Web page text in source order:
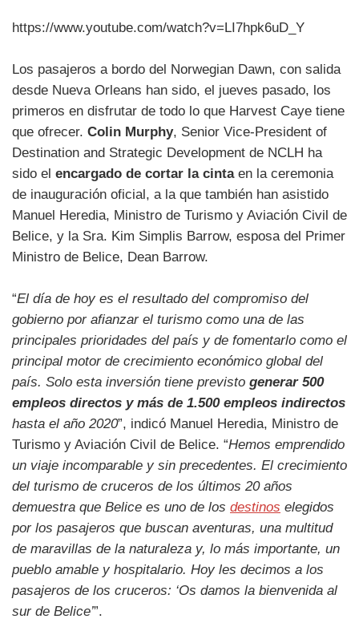
https://www.youtube.com/watch?v=LI7hpk6uD_Y
Los pasajeros a bordo del Norwegian Dawn, con salida
desde Nueva Orleans han sido, el jueves pasado, los
primeros en disfrutar de todo lo que Harvest Caye tiene
que ofrecer. Colin Murphy, Senior Vice-President of
Destination and Strategic Development de NCLH ha
sido el encargado de cortar la cintaen la ceremonia
de inauguración oficial, a la que también han asistido
Manuel Heredia, Ministro de Turismo y Aviación Civil de
Belice, y la Sra. Kim Simplis Barrow, esposa del Primer
Ministro de Belice, Dean Barrow.
“El día de hoy es el resultado del compromiso del
gobierno por afianzar el turismo como una de las
principales prioridades del país y de fomentarlo como el
principal motor de crecimiento económico global del
país. Solo esta inversión tiene previsto generar 500
empleos directos y más de 1.500 empleos indirectos
hasta el año 2020”, indicó Manuel Heredia, Ministro de
Turismo y Aviación Civil de Belice. “Hemos emprendido
un viaje incomparable y sin precedentes. El crecimiento
del turismo de cruceros de los últimos 20 años
demuestra que Belice es uno de los destinos elegidos
por los pasajeros que buscan aventuras, una multitud
de maravillas de la naturaleza y, lo más importante, un
pueblo amable y hospitalario. Hoy les decimos a los
pasajeros de los cruceros: ‘Os damos la bienvenida al
sur de Belice’”.